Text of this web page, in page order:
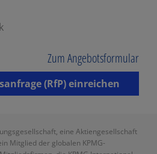
Zum Angebotsformular
(RfP) einreichen
eine Aktiengesellschaft
Mitglied der globalen KPMG-